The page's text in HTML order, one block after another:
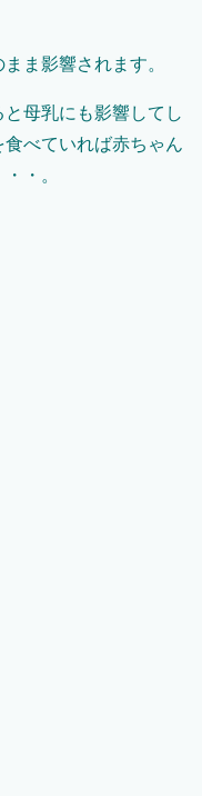
ま影響されます。
母乳にも影響してし
べていれば赤ちゃん
・。